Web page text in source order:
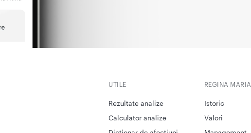
UTILE
Rezultate analize
Calculator analize
REGINA MARIA
Istoric
Valori